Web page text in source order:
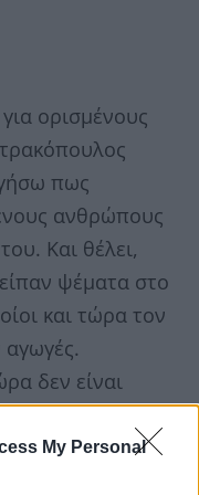
My Personal
ορισμένους
πως
ανθρώπους
Και θέλει,
είπαν ψέματα στο
και τώρα τον
δεν είναι